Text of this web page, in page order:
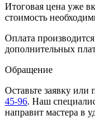
Итоговая цена уже
стоимость
Оплата
дополнительных
Обращение
Оставьте заявку или
45-96. Наш
направит мастера в